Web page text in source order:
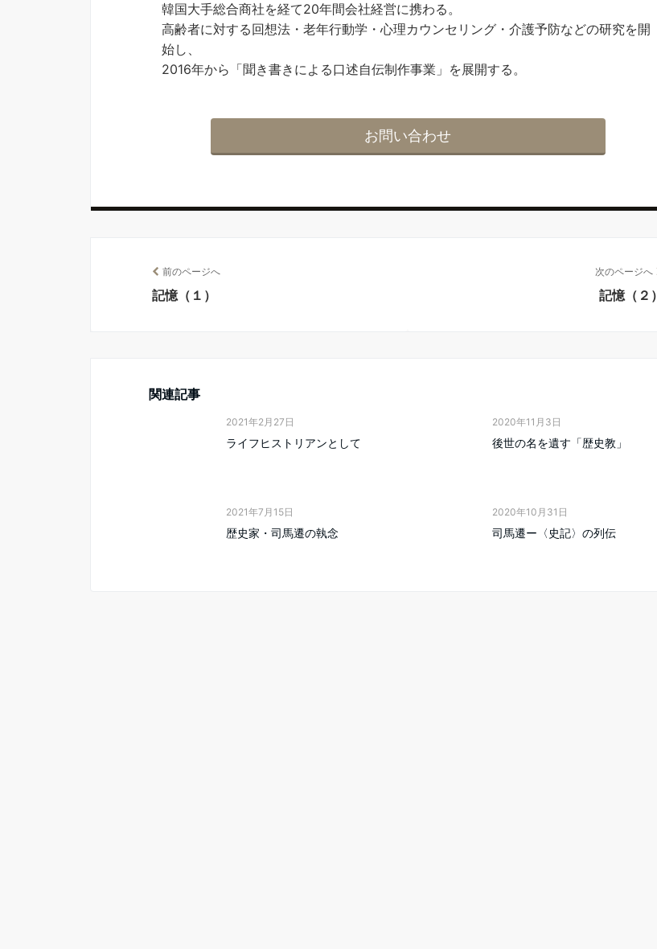
韓国大手総合商社を経て20年間会社経営に携わる。
高齢者に対する回想法・老年行動学・心理カウンセリング・介護予防などの研究を開
始し、
2016年から「聞き書きによる口述自伝制作事業」を展開する。
お問い合わせ
前のページへ
記憶（１）
次のページへ
記憶（２）
関連記事
2021年2月27日
ライフヒストリアンとして
2020年11月3日
後世の名を遺す「歴史教」
2021年7月15日
歴史家・司馬遷の執念
2020年10月31日
司馬遷ー〈史記〉の列伝